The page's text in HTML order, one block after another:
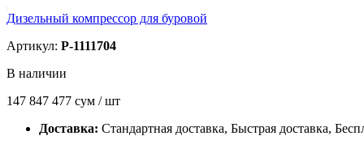
Дизельный компрессор для буровой
Артикул: P-1111704
В наличии
147 847 477 сум / шт
Доставка: Стандартная доставка, Быстрая доставка,